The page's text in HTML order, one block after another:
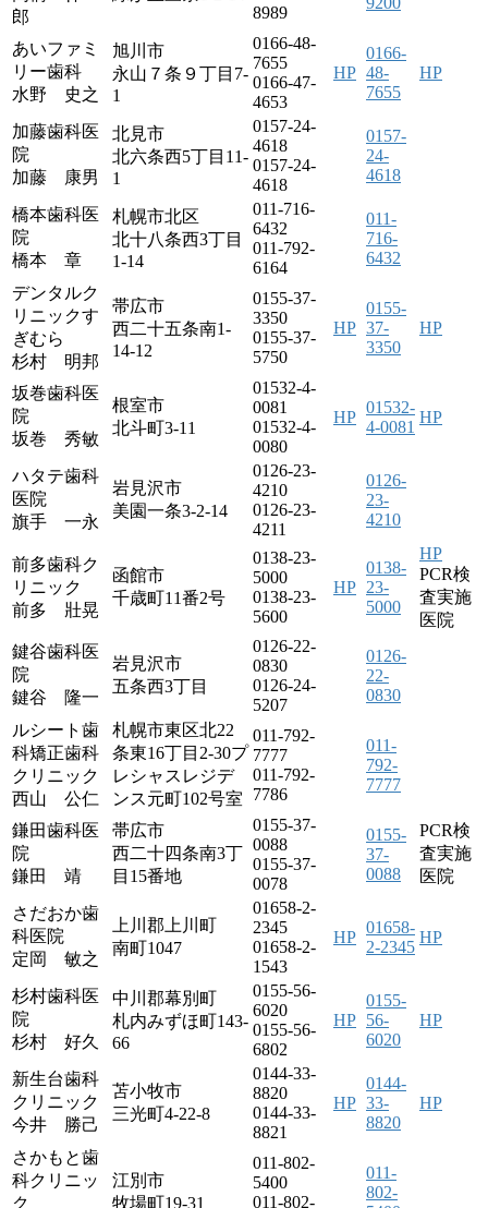
郎
8989
あいファミ
リー歯科
水野 史之
旭川市
永山７条９丁目7-
1
0166-48-
7655
0166-47-
4653
HP
0166-
48-
7655
HP
加藤歯科医
院
加藤 康男
北見市
北六条西5丁目11-
1
0157-24-
4618
0157-24-
4618
0157-
24-
4618
橋本歯科医
院
橋本 章
札幌市北区
北十八条西3丁目
1-14
011-716-
6432
011-792-
6164
011-
716-
6432
デンタルク
リニックす
ぎむら
杉村 明邦
帯広市
西二十五条南1-
14-12
0155-37-
3350
0155-37-
5750
HP
0155-
37-
3350
HP
坂巻歯科医
院
坂巻 秀敏
根室市
北斗町3-11
01532-4-
0081
01532-4-
0080
HP
01532-
4-0081
HP
ハタテ歯科
医院
旗手 一永
岩見沢市
美園一条3-2-14
0126-23-
4210
0126-23-
4211
0126-
23-
4210
前多歯科ク
リニック
前多 壯晃
函館市
千歳町11番2号
0138-23-
5000
0138-23-
5600
HP
0138-
23-
5000
HP
PCR検
査実施
医院
鍵谷歯科医
院
鍵谷 隆一
岩見沢市
五条西3丁目
0126-22-
0830
0126-24-
5207
0126-
22-
0830
ルシート歯
科矯正歯科
クリニック
西山 公仁
札幌市東区北22
条東16丁目2-30プ
レシャスレジデ
ンス元町102号室
011-792-
7777
011-792-
7786
011-
792-
7777
鎌田歯科医
院
鎌田 靖
帯広市
西二十四条南3丁
目15番地
0155-37-
0088
0155-37-
0078
0155-
37-
0088
PCR検
査実施
医院
さだおか歯
科医院
定岡 敏之
上川郡上川町
南町1047
01658-2-
2345
01658-2-
1543
HP
01658-
2-2345
HP
杉村歯科医
院
杉村 好久
中川郡幕別町
札内みずほ町143-
66
0155-56-
6020
0155-56-
6802
HP
0155-
56-
6020
HP
新生台歯科
クリニック
今井 勝己
苫小牧市
三光町4-22-8
0144-33-
8820
0144-33-
8821
HP
0144-
33-
8820
HP
さかもと歯
科クリニッ
ク
江別市
牧場町19-31
011-802-
5400
011-802-
011-
802-